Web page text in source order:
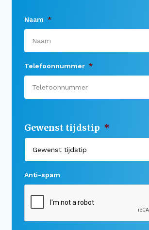
Buitenstate Makelaar
Woningwaarde (indicatie) in één
Koop zonder risico
Waardevast Garantie
Gratis Zoekservice
Blog & Vlog
Veelgestelde vragen
Naam *
Telefoonnummer *
Gewenst tijdstip *
Anti-spam